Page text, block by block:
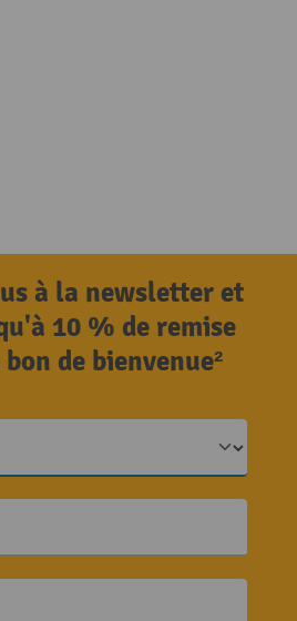
à la newsletter et
10 % de remise
de bienvenue²